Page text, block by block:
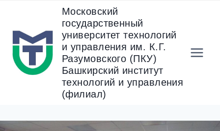
содержанию
Московский
государственный
университет технологий
и управления им. К.Г.
Разумовского (ПКУ)
Башкирский институт
технологий и управления
(филиал)